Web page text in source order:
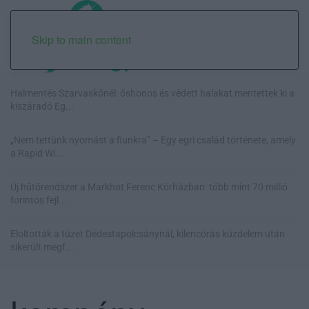
Skip to main content
Halmentés Szarvaskőnél: őshonos és védett halakat mentettek ki a
kiszáradó Eg...
„Nem tettünk nyomást a fiunkra” – Egy egri család története, amely
a Rapid Wi...
Új hűtőrendszer a Markhot Ferenc Kórházban: több mint 70 millió
forintos fejl...
Eloltották a tüzet Dédestapolcsánynál, kilencórás küzdelem után
sikerült megf...